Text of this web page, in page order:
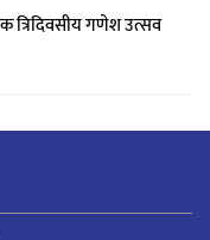
त्रिदिवसीय गणेश उत्सव